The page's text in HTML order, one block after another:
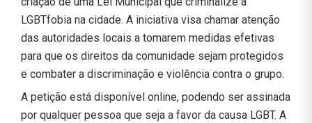
LGBTfobia na cidade. A iniciativa visa chamar atenção
das autoridades locais a tomarem medidas efetivas
para que os direitos da comunidade sejam protegidos
e combater a discriminação e violência contra o grupo.
A petição está disponível online, podendo ser assinada
por qualquer pessoa que seja a favor da causa LGBT. A